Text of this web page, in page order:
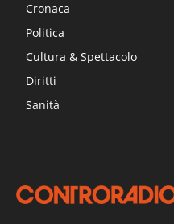
Cronaca
Politica
Cultura & Spettacolo
Diritti
Sanità